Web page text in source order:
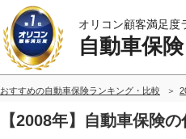
オリコン顧客満足度
自動車保険
おすすめの自動車保険ランキング・比較
【2008年】自動車保険